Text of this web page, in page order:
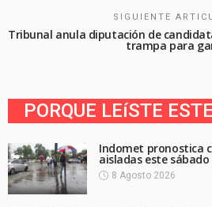
SIGUIENTE
Tribunal anula diputación de
trampa para
PORQUE LEíSTE
Indomet pronostica
aisladas este
8 Agosto 2026